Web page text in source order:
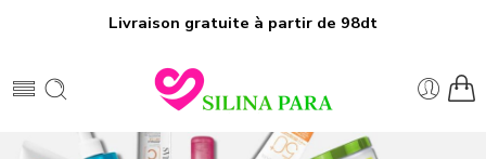
Livraison gratuite à partir de 98dt